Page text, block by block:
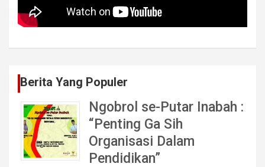
Berita Yang Populer
Ngobrol se-Putar Inabah :
“Penting Ga Sih
Organisasi Dalam
Pendidikan”